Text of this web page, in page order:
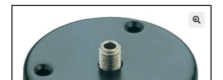
KÄYTETYT
YRITYS